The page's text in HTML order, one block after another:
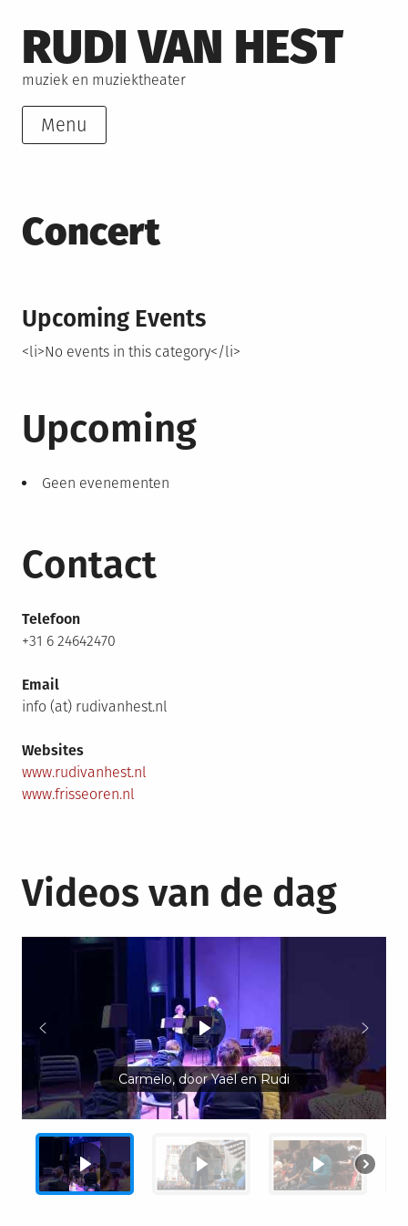
to
content
RUDI VAN HEST
muziek en muziektheater
Menu
Concert
Upcoming Events
<li>No events in this category</li>
Upcoming
Geen evenementen
Contact
Telefoon
+31 6 24642470
Email
info (at) rudivanhest.nl
Websites
www.rudivanhest.nl
www.frisseoren.nl
Videos van de dag
Carmelo, door Yaël en Rudi